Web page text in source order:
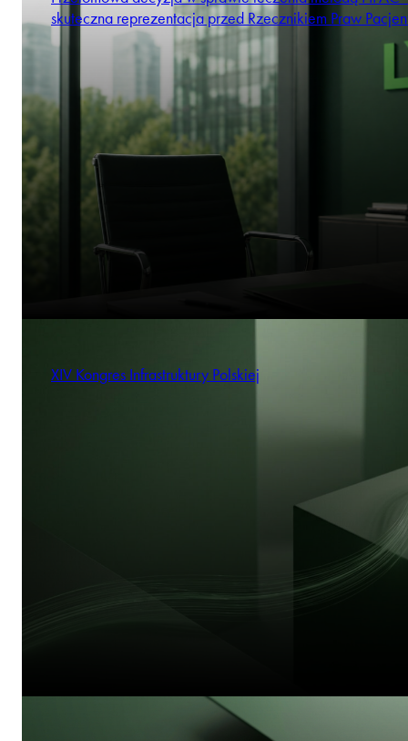
skuteczna reprezentacja przed Rzecznikiem Praw
XIV Kongres Infrastruktury Polskiej